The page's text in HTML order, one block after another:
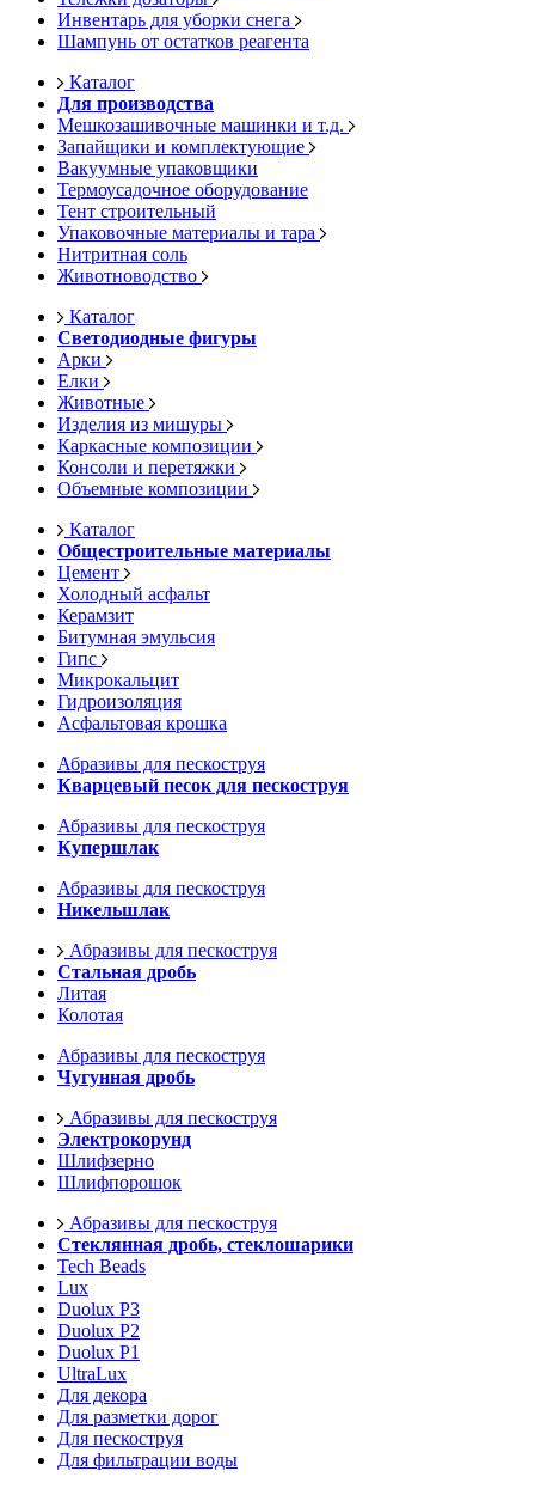
Инвентарь для уборки снега
Шампунь от остатков реагента
Каталог
Для производства
Мешкозашивочные машинки и т.д.
Запайщики и комплектующие
Вакуумные упаковщики
Термоусадочное оборудование
Тент строительный
Упаковочные материалы и тара
Нитритная соль
Животноводство
Каталог
Светодиодные фигуры
Арки
Елки
Животные
Изделия из мишуры
Каркасные композиции
Консоли и перетяжки
Объемные композиции
Каталог
Общестроительные материалы
Цемент
Холодный асфальт
Керамзит
Битумная эмульсия
Гипс
Микрокальцит
Гидроизоляция
Асфальтовая крошка
Абразивы для пескоструя
Кварцевый песок для пескоструя
Абразивы для пескоструя
Купершлак
Абразивы для пескоструя
Никельшлак
Абразивы для пескоструя
Стальная дробь
Литая
Колотая
Абразивы для пескоструя
Чугунная дробь
Абразивы для пескоструя
Электрокорунд
Шлифзерно
Шлифпорошок
Абразивы для пескоструя
Стеклянная дробь, стеклошарики
Tech Beads
Lux
Duolux P3
Duolux P2
Duolux P1
UltraLux
Для декора
Для разметки дорог
Для пескоструя
Для фильтрации воды